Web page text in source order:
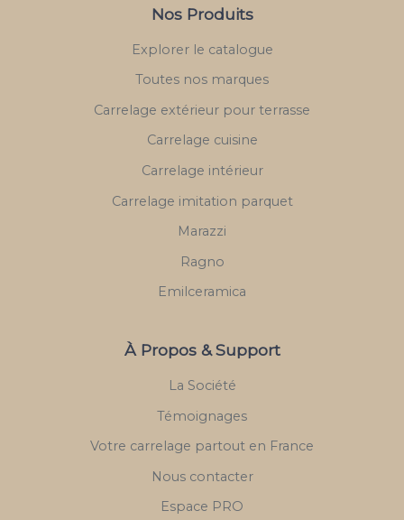
Nos Produits
Explorer le catalogue
Toutes nos marques
Carrelage extérieur pour terrasse
Carrelage cuisine
Carrelage intérieur
Carrelage imitation parquet
Marazzi
Ragno
Emilceramica
À Propos & Support
La Société
Témoignages
Votre carrelage partout en France
Nous contacter
Espace PRO